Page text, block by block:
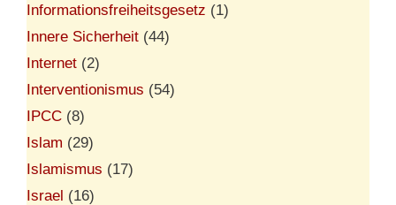
Informationsfreiheitsgesetz (1)
Innere Sicherheit (44)
Internet (2)
Interventionismus (54)
IPCC (8)
Islam (29)
Islamismus (17)
Israel (16)